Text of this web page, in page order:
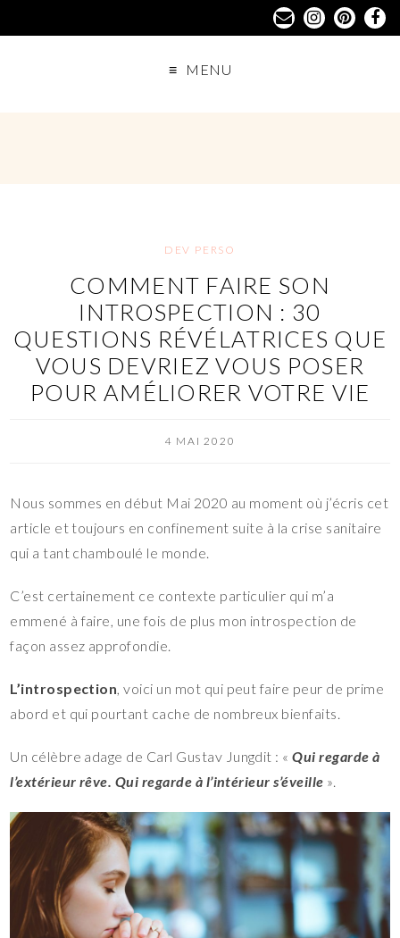
MENU
DEV PERSO
COMMENT FAIRE SON
INTROSPECTION : 30
QUESTIONS RÉVÉLATRICES QUE
VOUS DEVRIEZ VOUS POSER
POUR AMÉLIORER VOTRE VIE
4 MAI 2020
Nous sommes en début Mai 2020 au moment où j’écris cet
article et toujours en confinement suite à la crise sanitaire
qui a tant chamboulé le monde.
C’est certainement ce contexte particulier qui m’a
emmené à faire, une fois de plus mon introspection de
façon assez approfondie.
L’introspection, voici un mot qui peut faire peur de prime
abord et qui pourtant cache de nombreux bienfaits.
Un célèbre adage de Carl Gustav Jungdit : «Qui regarde à
l’extérieur rêve. Qui regarde à l’intérieur s’éveille ».